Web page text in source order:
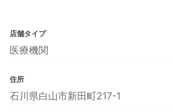
店舗タイプ
医療機関
住所
石川県白山市新田町217-1